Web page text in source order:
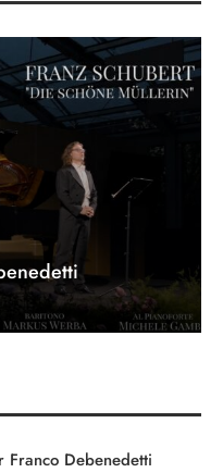
Franco Debenedetti